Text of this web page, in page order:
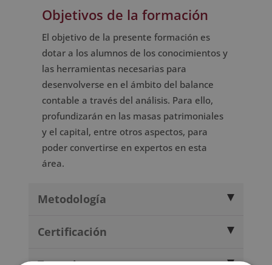
Objetivos de la formación
El objetivo de la presente formación es
dotar a los alumnos de los conocimientos y
las herramientas necesarias para
desenvolverse en el ámbito del balance
contable a través del análisis. Para ello,
profundizarán en las masas patrimoniales
y el capital, entre otros aspectos, para
poder convertirse en expertos en esta
área.
Metodología
Certificación